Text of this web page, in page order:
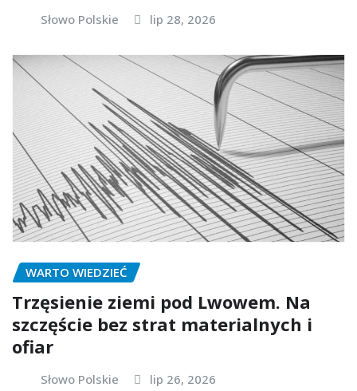
Słowo Polskie lip 28, 2026
WARTO WIEDZIEĆ
Trzęsienie ziemi pod Lwowem. Na
szczęście bez strat materialnych i
ofiar
Słowo Polskie lip 26, 2026